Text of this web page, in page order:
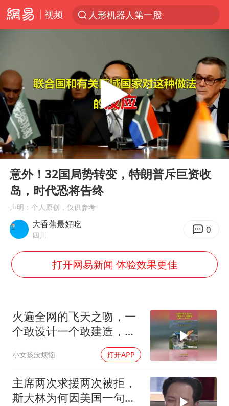
视频
人形机器人第一股
上海地铁4条线路全线停运
4.2平卫生间补漏注胶花1.55万
白海豚路径图
宇树申购 中一签有望赚20万元
今日有3只新股申购
武汉3名城管协管员殴打摊主被刑拘
NBA传奇教练老尼尔森去世
男子结婚8年3个女儿都不是亲生
手机真会“偷听”我们说话吗
轰-6K到底是不是战略轰炸机
面对面丨蔡磊：与渐冻症抗争 纵使不敌 也不屈服
5万小车卖不动 微型代步车集体遇冷
加沙约14万栋建筑被完全摧毁
Play
00:00 09:01
意外！32国局势转变，特朗普斥巨资收
岛，时代恐将告终
声明：个人原创，仅供参考
大香蕉最好吃
四川 0
打开网易新闻 体验效果更佳
火遍全网的飞天之吻，一
个敢设计一个敢建造，还
小女孩没烦恼 打开APP
主席两次求援两次被拒，
斯大林为何因美国一句话